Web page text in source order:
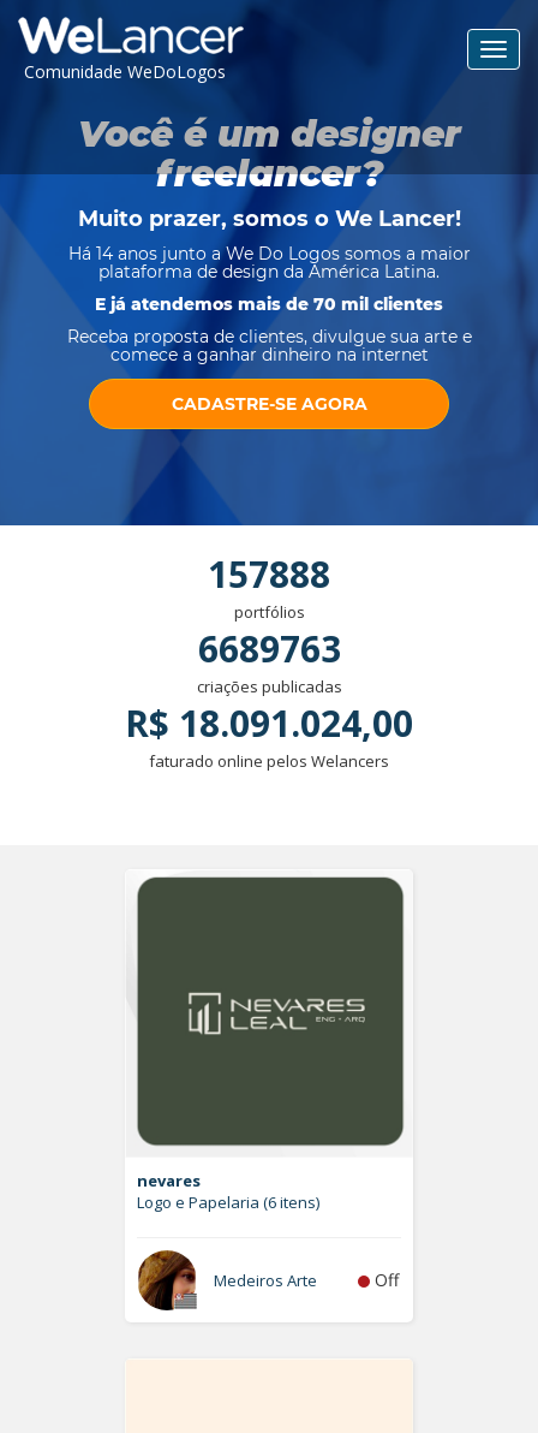
Comunidade WeDoLogos
Você é um designer
freelancer?
Muito prazer, somos o We Lancer!
Há 14 anos junto a We Do Logos somos a maior
plataforma de design da América Latina.
E já atendemos mais de 70 mil clientes
Receba proposta de clientes, divulgue sua arte e
comece a ganhar dinheiro na internet
CADASTRE-SE AGORA
157888
portfólios
6689763
criações publicadas
R$ 18.091.024,00
faturado online pelos Welancers
nevares
Logo e Papelaria (6 itens)
Medeiros Arte Off